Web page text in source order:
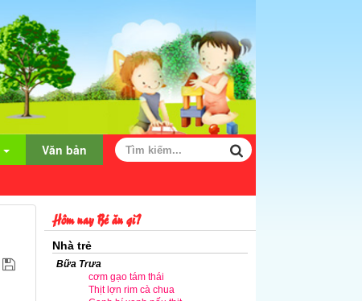
Văn bản
Hôm nay Bé ăn gì?
Nhà trẻ
Bữa Trưa
cơm gạo tám thái
Thịt lợn rim cà chua